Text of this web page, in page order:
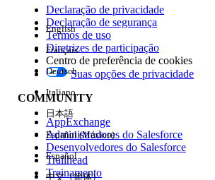
Edição
Experiência
Declaração de privacidade
Declaração de segurança
Termos de uso
Diretrizes de participação
Centro de preferência de cookies
Suas opções de privacidade
COMMUNITY
AppExchange
Administradores do Salesforce
Desenvolvedores do Salesforce
Trailhead
Treinamento
English
Français
Deutsch
Italiano
日本語
Español (México)
Español
中文（简体）